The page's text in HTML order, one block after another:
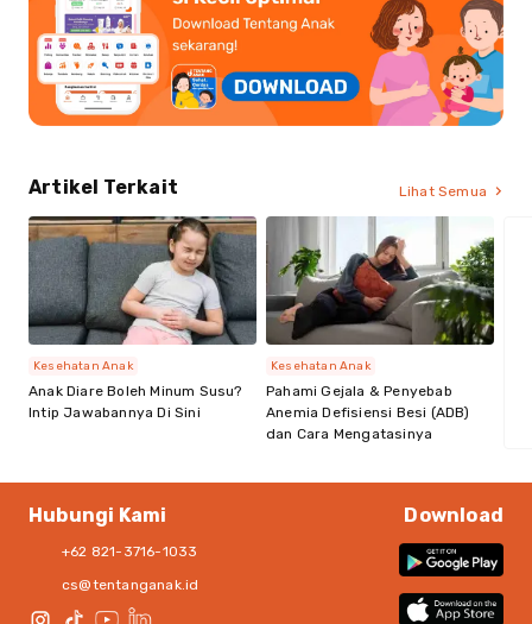
Artikel Terkait Lihat Semua
Anak Diare Boleh Minum Susu?
Intip Jawabannya Di Sini
Kesehatan Anak
Pahami Gejala & Penyebab
Anemia Defisiensi Besi (ADB)
dan Cara Mengatasinya
Kesehatan Anak
Hubungi Kami
+62 821-3716-1033
cs@tentanganak.id
Download